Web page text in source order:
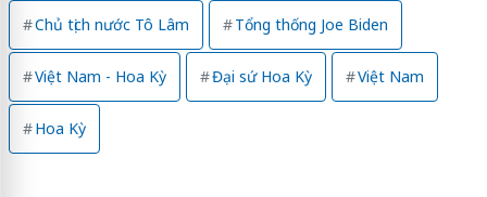
Chủ tịch nước Tô Lâm Tổng thống Joe Biden
Việt Nam - Hoa Kỳ Đại sứ Hoa Kỳ Việt Nam
Hoa Kỳ